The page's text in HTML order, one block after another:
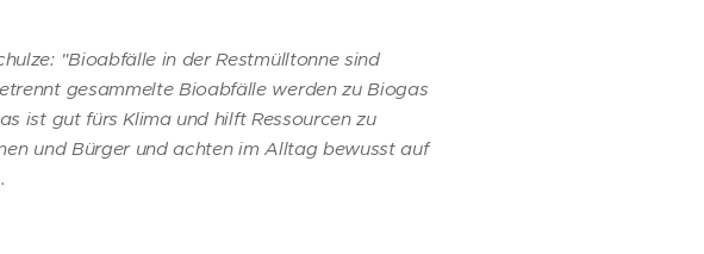
"Bioabfälle in der Restmülltonne sind
gesammelte Bioabfälle werden zu Biogas
ist gut fürs ⁠Klima⁠ und hilft Ressourcen zu
und Bürger und achten im Alltag bewusst auf